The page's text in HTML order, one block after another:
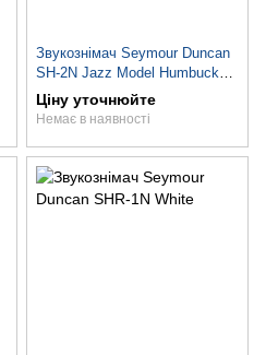
Звукознімач Seymour Duncan
SH-2N Jazz Model Humbucker
N
Ціну уточнюйте
Немає в наявності